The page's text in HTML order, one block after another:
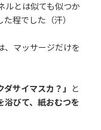
ルとは似ても似つか
程でした（汗）
、マッサージだけを
サイマスカ？」 と
浴びて、紙おむつを